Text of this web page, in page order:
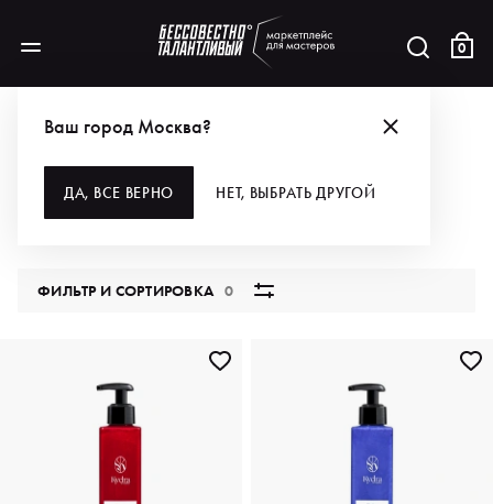
0
Ваш город Москва?
ДА, ВСЕ ВЕРНО НЕТ, ВЫБРАТЬ ДРУГОЙ
ВСЕ КАТЕГОРИИ
ФИЛЬТР И СОРТИРОВКА0